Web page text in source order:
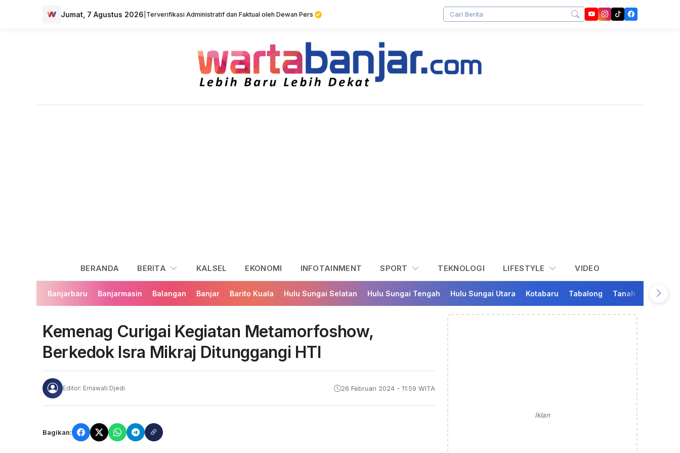
Jumat, 7 Agustus 2026 Terverifikasi Administratif dan Faktual oleh Dewan Pers
BERANDA BERITA KALSEL EKONOMI INFOTAINMENT SPORT TEKNOLOGI LIFESTYLE VIDEO
Banjarbaru Banjarmasin Balangan Banjar Barito Kuala Hulu Sungai Selatan Hulu Sungai Tengah Hulu Sungai Utara Kotabaru Tabalong Tanah Bumbu
Kemenag Curigai Kegiatan Metamorfoshow,
Berkedok Isra Mikraj Ditunggangi HTI
Editor: Ernawati Djedi 26 Februari 2024 - 11:59 WITA
Bagikan:
Iklan